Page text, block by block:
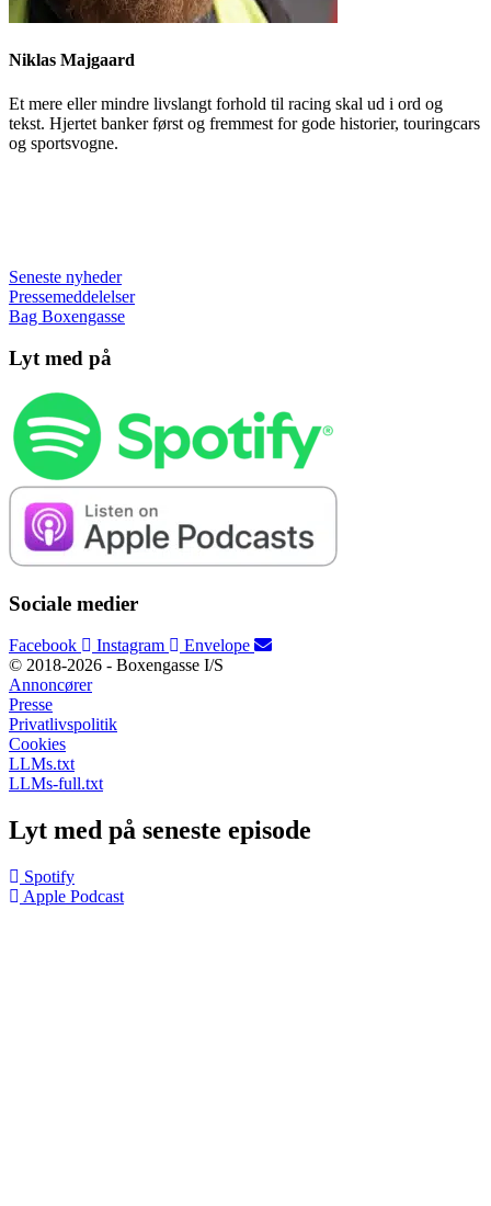
Niklas Majgaard
Et mere eller mindre livslangt forhold til racing skal ud i ord og
tekst. Hjertet banker først og fremmest for gode historier, touringcars
og sportsvogne.
Seneste nyheder
Pressemeddelelser
Bag Boxengasse
Lyt med på
Sociale medier
Facebook Instagram
Envelope
© 2018-2026 - Boxengasse I/S
Annoncører
Presse
Privatlivspolitik
Cookies
LLMs.txt
LLMs-full.txt
Lyt med på seneste episode
Spotify
Apple Podcast